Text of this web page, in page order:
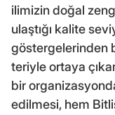
ilimizin doğal
ulaştığı kalite
göstergelerinden
teriyle ortaya
bir
edilmesi, hem